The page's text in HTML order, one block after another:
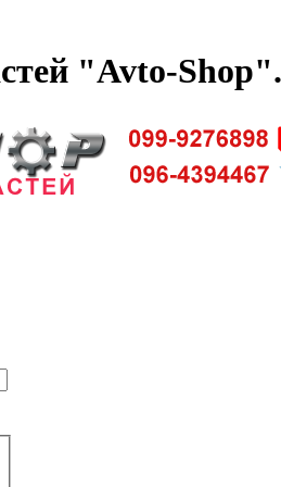
"Avto-Shop".
и Украине. Наши